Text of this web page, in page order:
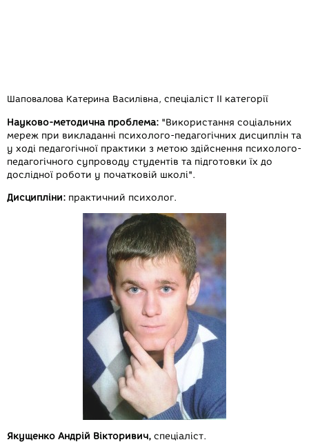
Шаповалова Катерина Василівна, спеціаліст ІІ категорії
Науково-методична проблема: "Використання соціальних
мереж при викладанні психолого-педагогічних дисциплін та
у ході педагогічної практики з метою здійснення психолого-
педагогічного супроводу студентів та підготовки їх до
дослідної роботи у початковій школі".
Дисципліни: практичний психолог.
Якущенко Андрій Вікторивич, спеціаліст.